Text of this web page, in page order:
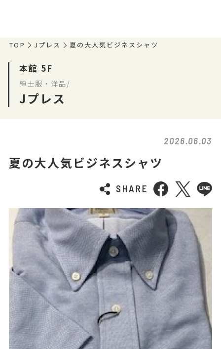
TOP Jプレス 夏の大人気ビジネスシャツ
本館 5F
紳士服・洋品/
Jプレス
2026.06.03
夏の大人気ビジネスシャツ